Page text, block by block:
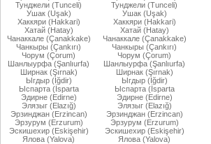
Тунджели (Tunceli)
Ушак (Uşak)
Хаккяри (Hakkari)
Хатай (Hatay)
Чанаккале (Çanakkake)
Чанкыры (Çankırı)
Чорум (Çorum)
Шанлыурфа (Şanlıurfa)
Ширнак (Şırnak)
Ыгдыр (Iğdir)
Ыспарта (İsparta
Эдирне (Edirne)
Элязыг (Elazığ)
Эрзинджан (Erzincan)
Эрзурум (Erzurum)
Эскишехир (Eskişehir)
Ялова (Yalova)
Тунджели (Tunceli)
Ушак (Uşak)
Хаккяри (Hakkari)
Хатай (Hatay)
Чанаккале (Çanakkake)
Чанкыры (Çankırı)
Чорум (Çorum)
Шанлыурфа (Şanlıurfa)
Ширнак (Şırnak)
Ыгдыр (Iğdir)
Ыспарта (İsparta
Эдирне (Edirne)
Элязыг (Elazığ)
Эрзинджан (Erzincan)
Эрзурум (Erzurum)
Эскишехир (Eskişehir)
Ялова (Yalova)